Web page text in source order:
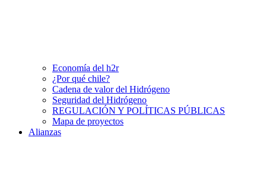
Economía del h2r
¿Por qué chile?
Cadena de valor del Hidrógeno
Seguridad del Hidrógeno
REGULACIÓN Y POLÍTICAS PÚBLICAS
Mapa de proyectos
Alianzas